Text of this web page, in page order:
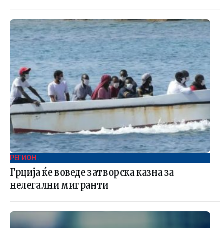
РЕГИОН .
Грција ќе воведе затворска казна за
нелегални мигранти